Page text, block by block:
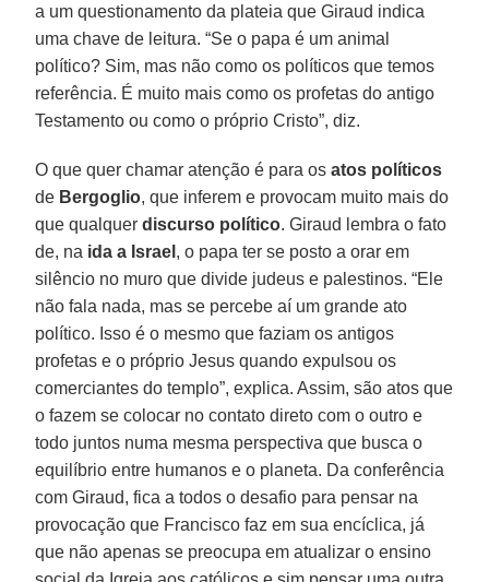
a um questionamento da plateia que Giraud indica
uma chave de leitura. “Se o papa é um animal
político? Sim, mas não como os políticos que temos
referência. É muito mais como os profetas do antigo
Testamento ou como o próprio Cristo”, diz.
O que quer chamar atenção é para osatos políticos
de Bergoglio, que inferem e provocam muito mais do
que qualquerdiscurso político. Giraud lembra o fato
de, na ida a Israel , o papa ter se posto a orar em
silêncio no muro que divide judeus e palestinos. “Ele
não fala nada, mas se percebe aí um grande ato
político. Isso é o mesmo que faziam os antigos
profetas e o próprio Jesus quando expulsou os
comerciantes do templo”, explica. Assim, são atos que
o fazem se colocar no contato direto com o outro e
todo juntos numa mesma perspectiva que busca o
equilíbrio entre humanos e o planeta. Da conferência
com Giraud, fica a todos o desafio para pensar na
provocação que Francisco faz em sua encíclica, já
que não apenas se preocupa em atualizar o ensino